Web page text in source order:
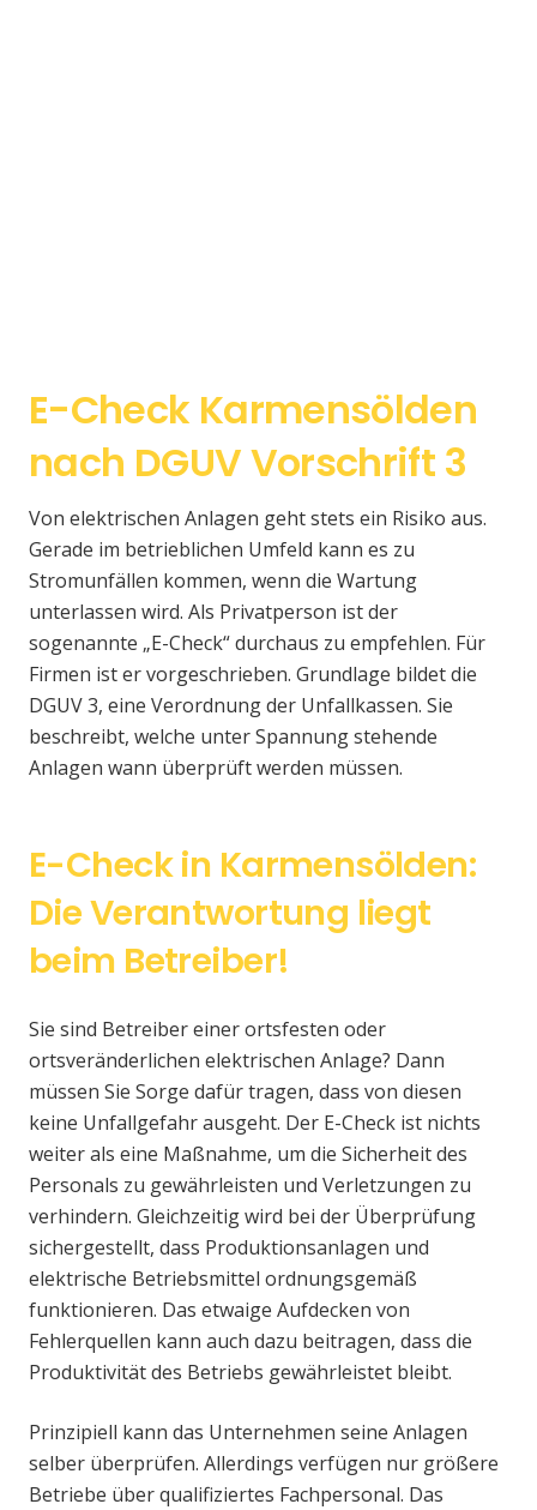
E-Check Karmensölden
nach DGUV Vorschrift 3
Von elektrischen Anlagen geht stets ein Risiko aus.
Gerade im betrieblichen Umfeld kann es zu
Stromunfällen kommen, wenn die Wartung
unterlassen wird. Als Privatperson ist der
sogenannte „E-Check“ durchaus zu empfehlen. Für
Firmen ist er vorgeschrieben. Grundlage bildet die
DGUV 3, eine Verordnung der Unfallkassen. Sie
beschreibt, welche unter Spannung stehende
Anlagen wann überprüft werden müssen.
E-Check in Karmensölden:
Die Verantwortung liegt
beim Betreiber!
Sie sind Betreiber einer ortsfesten oder
ortsveränderlichen elektrischen Anlage? Dann
müssen Sie Sorge dafür tragen, dass von diesen
keine Unfallgefahr ausgeht. Der E-Check ist nichts
weiter als eine Maßnahme, um die Sicherheit des
Personals zu gewährleisten und Verletzungen zu
verhindern. Gleichzeitig wird bei der Überprüfung
sichergestellt, dass Produktionsanlagen und
elektrische Betriebsmittel ordnungsgemäß
funktionieren. Das etwaige Aufdecken von
Fehlerquellen kann auch dazu beitragen, dass die
Produktivität des Betriebs gewährleistet bleibt.
Prinzipiell kann das Unternehmen seine Anlagen
selber überprüfen. Allerdings verfügen nur größere
Betriebe über qualifiziertes Fachpersonal. Das